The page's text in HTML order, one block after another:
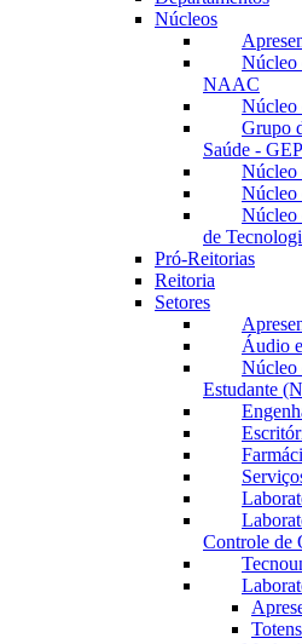
Núcleos
Núcleo
NAAC
Núcleo
Grupo
Saúde -
Núcleo
Núcleo
Núcleo
de
Pró-Reitorias
Reitoria
Setores
Áudio
Núcleo
Estudante
Controle de